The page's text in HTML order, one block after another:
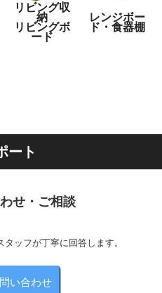
リビング収
納
リビングボ
ード
レンジボー
ド・食器棚
ート
せ・ご相談
ッフが丁寧に回答します。
い合わせ